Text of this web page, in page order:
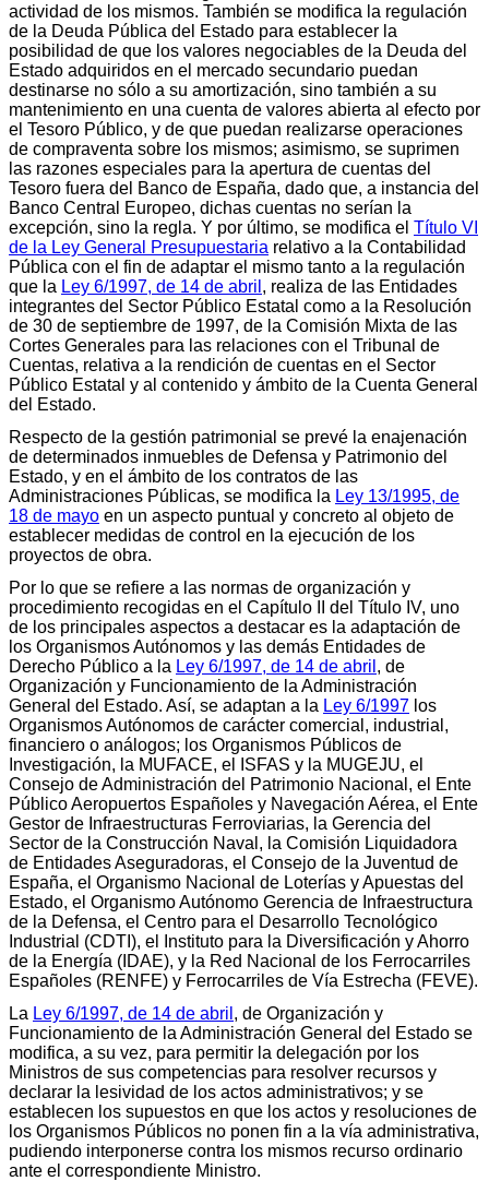
actividad de los mismos. También se modifica la regulación
de la Deuda Pública del Estado para establecer la
posibilidad de que los valores negociables de la Deuda del
Estado adquiridos en el mercado secundario puedan
destinarse no sólo a su amortización, sino también a su
mantenimiento en una cuenta de valores abierta al efecto por
el Tesoro Público, y de que puedan realizarse operaciones
de compraventa sobre los mismos; asimismo, se suprimen
las razones especiales para la apertura de cuentas del
Tesoro fuera del Banco de España, dado que, a instancia del
Banco Central Europeo, dichas cuentas no serían la
excepción, sino la regla. Y por último, se modifica el Título VI
de la Ley General Presupuestaria relativo a la Contabilidad
Pública con el fin de adaptar el mismo tanto a la regulación
que la Ley 6/1997, de 14 de abril , realiza de las Entidades
integrantes del Sector Público Estatal como a la Resolución
de 30 de septiembre de 1997, de la Comisión Mixta de las
Cortes Generales para las relaciones con el Tribunal de
Cuentas, relativa a la rendición de cuentas en el Sector
Público Estatal y al contenido y ámbito de la Cuenta General
del Estado.
Respecto de la gestión patrimonial se prevé la enajenación
de determinados inmuebles de Defensa y Patrimonio del
Estado, y en el ámbito de los contratos de las
Administraciones Públicas, se modifica la Ley 13/1995, de
18 de mayo en un aspecto puntual y concreto al objeto de
establecer medidas de control en la ejecución de los
proyectos de obra.
Por lo que se refiere a las normas de organización y
procedimiento recogidas en el Capítulo II del Título IV, uno
de los principales aspectos a destacar es la adaptación de
los Organismos Autónomos y las demás Entidades de
Derecho Público a la Ley 6/1997, de 14 de abril , de
Organización y Funcionamiento de la Administración
General del Estado. Así, se adaptan a la Ley 6/1997 los
Organismos Autónomos de carácter comercial, industrial,
financiero o análogos; los Organismos Públicos de
Investigación, la MUFACE, el ISFAS y la MUGEJU, el
Consejo de Administración del Patrimonio Nacional, el Ente
Público Aeropuertos Españoles y Navegación Aérea, el Ente
Gestor de Infraestructuras Ferroviarias, la Gerencia del
Sector de la Construcción Naval, la Comisión Liquidadora
de Entidades Aseguradoras, el Consejo de la Juventud de
España, el Organismo Nacional de Loterías y Apuestas del
Estado, el Organismo Autónomo Gerencia de Infraestructura
de la Defensa, el Centro para el Desarrollo Tecnológico
Industrial (CDTI), el Instituto para la Diversificación y Ahorro
de la Energía (IDAE), y la Red Nacional de los Ferrocarriles
Españoles (RENFE) y Ferrocarriles de Vía Estrecha (FEVE).
La Ley 6/1997, de 14 de abril , de Organización y
Funcionamiento de la Administración General del Estado se
modifica, a su vez, para permitir la delegación por los
Ministros de sus competencias para resolver recursos y
declarar la lesividad de los actos administrativos; y se
establecen los supuestos en que los actos y resoluciones de
los Organismos Públicos no ponen fin a la vía administrativa,
pudiendo interponerse contra los mismos recurso ordinario
ante el correspondiente Ministro.